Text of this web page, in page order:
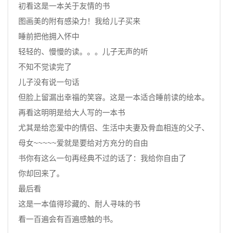
初看这是一本关于友情的书
图画美的附有感染力！我给儿子买来
睡前把他拥入怀中
轻轻的、慢慢的读。。。儿子无声的听
不知不觉读完了
儿子没有说一句话
但脸上留漏出幸福的笑容。这是一本适合睡前读的绘本。
再看这明明是给大人写的一本书
尤其是给恋爱中的情侣、生活中夫妻及骨血相连的父子、
母女~~~~~爱就是要给对方充分的自由
书你有这么一句再经典不过的话了：我给你自由了
你却回来了。
最后看
这是一本值得珍藏的、耐人寻味的书
看一百遍会有百遍感触的书。